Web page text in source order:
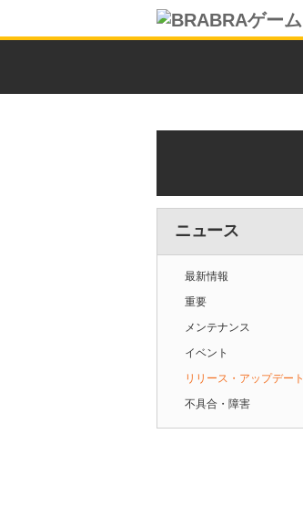
ニュース
最新情報
重要
メンテナンス
イベント
リリース・アップデート
不具合・障害